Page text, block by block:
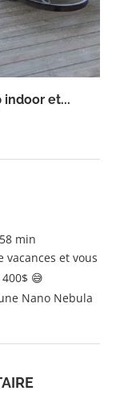
indoor et...
min
et vous
😅
Nano Nebula